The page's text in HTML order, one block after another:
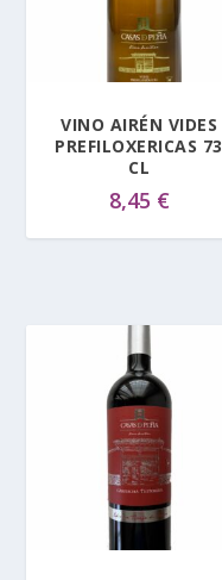
VINO AIRÉN VIDES
PREFILOXERICAS 73
CL
8,45 €